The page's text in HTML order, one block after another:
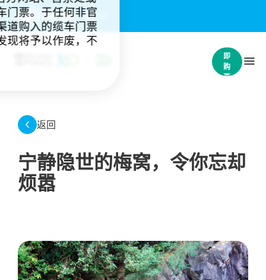
重要通知：(4)
立
即
购
票
门票。于任何非官
道购入的缆车门票
现将予以作废，不
返回
宁静隐世的梅窝，令你忘却
烦嚣